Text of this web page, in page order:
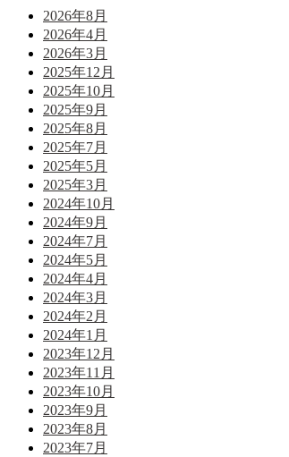
2026年8月
2026年4月
2026年3月
2025年12月
2025年10月
2025年9月
2025年8月
2025年7月
2025年5月
2025年3月
2024年10月
2024年9月
2024年7月
2024年5月
2024年4月
2024年3月
2024年2月
2024年1月
2023年12月
2023年11月
2023年10月
2023年9月
2023年8月
2023年7月